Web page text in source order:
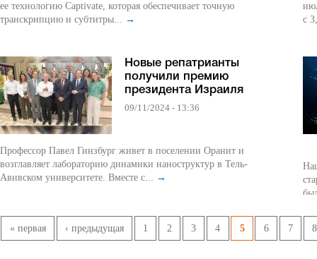
ее технологию Captivate, которая обеспечивает точную
транскрипцию и субтитры... →
Новые репатрианты
получили премию
президента Израиля
09/11/2024 - 13:36
Профессор Павел Гинзбург живет в поселении Оранит и
возглавляет лабораторию динамики наноструктур в Тель-
Авивском университете. Вместе с... →
с
Страницы
« первая ‹ предыдущая 1 2 3 4 5 6 7 8